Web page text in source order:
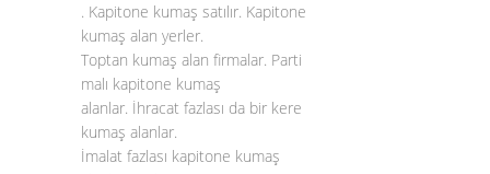
. Kapitone kumaş satılır. Kapitone
kumaş alan yerler.
Toptan kumaş alan firmalar. Parti
malı kapitone kumaş
alanlar. İhracat fazlası da bir kere
kumaş alanlar.
İmalat fazlası kapitone kumaş